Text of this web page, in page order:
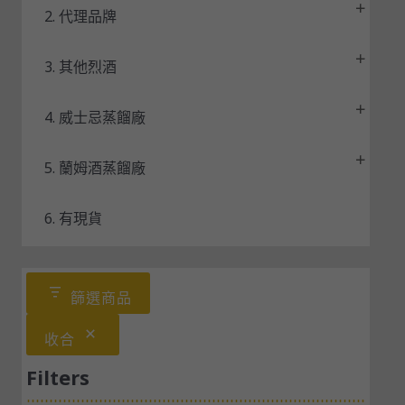
2. 代理品牌
3. 其他烈酒
4. 威士忌蒸餾廠
5. 蘭姆酒蒸餾廠
6. 有現貨
篩選商品
收合
Filters